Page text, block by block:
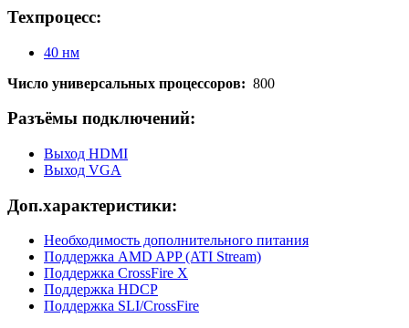
Техпроцесс:
40 нм
Число универсальных процессоров: 800
Разъёмы подключений:
Выход HDMI
Выход VGA
Доп.характеристики:
Необходимость дополнительного питания
Поддержка AMD APP (ATI Stream)
Поддержка CrossFire X
Поддержка HDCP
Поддержка SLI/CrossFire